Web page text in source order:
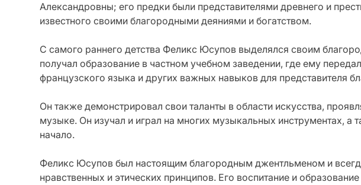
Александровны; его предки были представителями древнего и
известного своими благородными деяниями и богатством.
С самого раннего детства Феликс Юсупов выделялся своим
получал образование в частном учебном заведении, где ему
французского языка и других важных навыков для представителя
Он также демонстрировал свои таланты в области искусства,
музыке. Он изучал и играл на многих музыкальных инструментах, а
начало.
Феликс Юсупов был настоящим благородным джентльменом и
нравственных и этических принципов. Его воспитание и